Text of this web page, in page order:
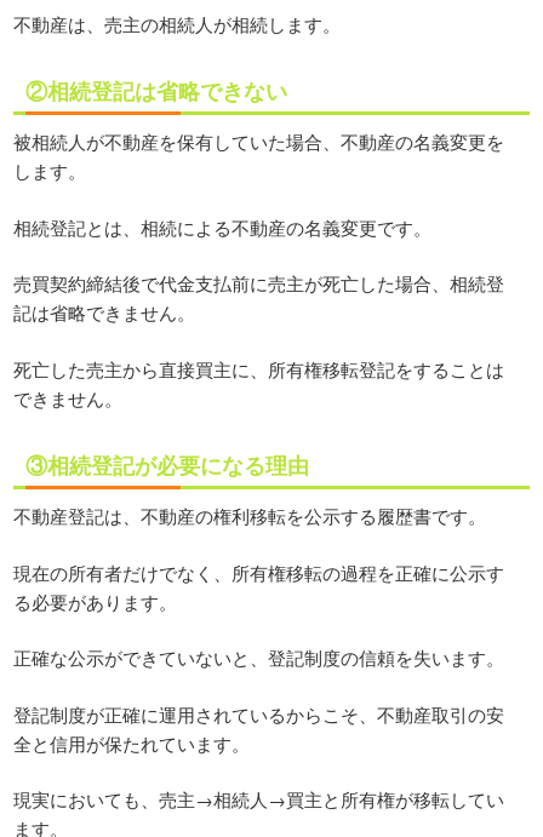
不動産は、売主の相続人が相続します。
②相続登記は省略できない
被相続人が不動産を保有していた場合、不動産の名義変更を
します。
相続登記とは、相続による不動産の名義変更です。
売買契約締結後で代金支払前に売主が死亡した場合、相続登
記は省略できません。
死亡した売主から直接買主に、所有権移転登記をすることは
できません。
③相続登記が必要になる理由
不動産登記は、不動産の権利移転を公示する履歴書です。
現在の所有者だけでなく、所有権移転の過程を正確に公示す
る必要があります。
正確な公示ができていないと、登記制度の信頼を失います。
登記制度が正確に運用されているからこそ、不動産取引の安
全と信用が保たれています。
現実においても、売主→相続人→買主と所有権が移転してい
ます。